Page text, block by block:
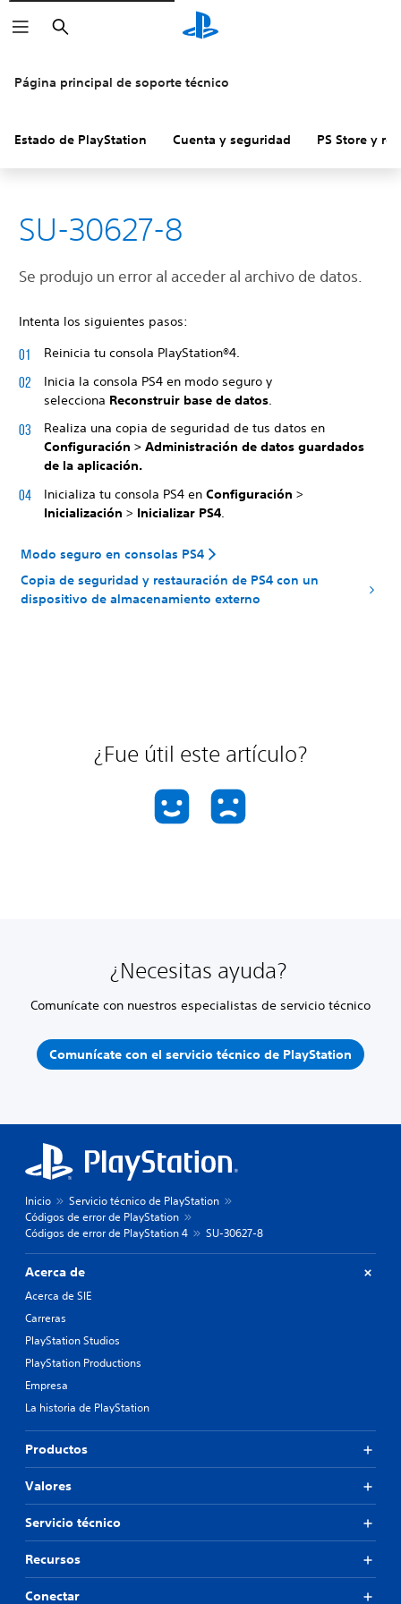
Buscar
Página principal de soporte técnico
Estado de PlayStation Cuenta y seguridad PS Store y
SU-30627-8
Se produjo un error al acceder al archivo de datos.
Intenta los siguientes pasos:
Reinicia tu consola PlayStation®4.
Inicia la consola PS4 en modo seguro y
selecciona Reconstruir base de datos
Realiza una copia de seguridad de tus datos en
Configuración > Administración de datos guardados
de la aplicación.
Inicializa tu consola PS4 en Configuración >
Inicialización > Inicializar PS4
Modo seguro en consolas PS4
Copia de seguridad y restauración de PS4 con un
dispositivo de almacenamiento externo
¿Fue útil este artículo?
¿Necesitas ayuda?
Comunícate con nuestros especialistas de servicio técnico
Comunícate con el servicio técnico de PlayStation
Inicio
Servicio técnico de PlayStation
Códigos de error de PlayStation
Códigos de error de PlayStation 4
SU-30627-8
Acerca de
Acerca de SIE
Carreras
PlayStation Studios
PlayStation Productions
Empresa
La historia de PlayStation
Productos
Valores
Servicio técnico
Recursos
Conectar